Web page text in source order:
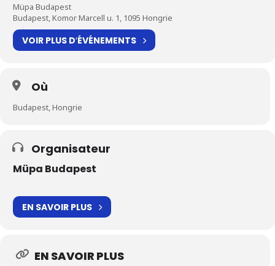
Müpa Budapest
Budapest, Komor Marcell u. 1, 1095 Hongrie
VOIR PLUS D′ÉVÉNEMENTS
Où
Budapest, Hongrie
Organisateur
Müpa Budapest
EN SAVOIR PLUS
EN SAVOIR PLUS